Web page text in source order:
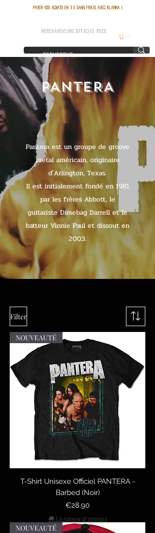
Payer vos achats en 3 x sans frais avec Klarna !
MERCHANDISING OFFICIEL ROCK
PANTERA
Pantera est un groupe de groove
metal américain, originaire
d'Arlington, Texas.
Il est initialement fondé en 1981
par les frères Abbott, le
guitariste Dimebag Darrell et le
batteur Vinnie Paul et dissout en
2003.
Filter
NOUVEAUTÉ
T-Shirt Unisexe Officiel PANTERA -
Barbed (Noir)
Price
€28.90
🚚 Livraison & retours
NOUVEAUTÉ